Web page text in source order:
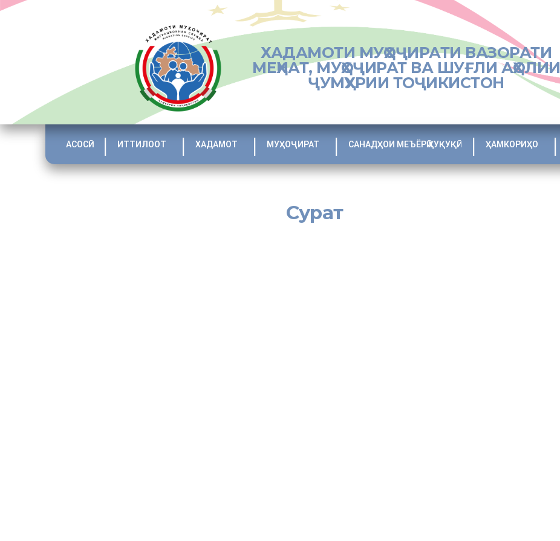
ХАДАМОТИ МУҲОҶИРАТИ ВАЗОРАТИ
МЕҲНАТ, МУҲОҶИРАТ ВА ШУҒЛИ АҲОЛИИ
ҶУМҲУРИИ ТОҶИКИСТОН
АСОСӢ ИТТИЛООТ ХАДАМОТ МУҲОҶИРАТ САНАДҲОИ МЕЪЁРӢ ҲУҚУҚӢ ҲАМКОРИҲО
Сурат